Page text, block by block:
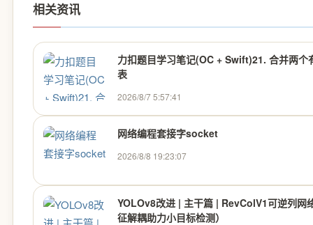
相关资讯
力扣题目学习笔记(OC + Swift)21. 合并两个
表
2026/8/7 5:57:41
网络编程套接字socket
2026/8/8 19:23:07
YOLOv8改进 | 主干篇 | RevColV1可逆列网
征解耦助力小目标检测）